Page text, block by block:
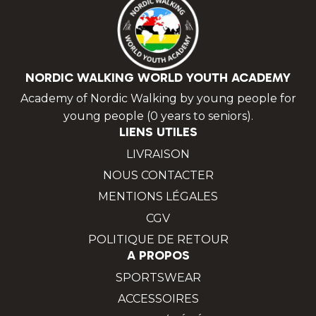
NORDIC WALKING WORLD YOUTH ACADEMY
Academy of Nordic Walking by young people for
young people (0 years to seniors).
LIENS UTILES
LIVRAISON
NOUS CONTACTER
MENTIONS LÉGALES
CGV
POLITIQUE DE RETOUR
A PROPOS
SPORTSWEAR
ACCESSOIRES